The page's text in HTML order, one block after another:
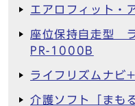
エアロフィット・
座位保持自走型
PR-1000B
ライフリズムナビ
介護ソフト「まも